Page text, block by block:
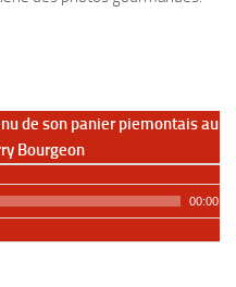
de son panier piemontais au
Bourgeon
00:00